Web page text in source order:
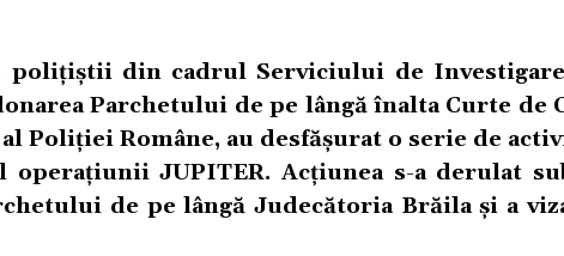
polițiștii din cadrul Serviciului de
Parchetului de pe lângă înalta Curte de
Poliției Române, au desfășurat o serie de
JUPITER. Acțiunea s-a derulat
de pe lângă Judecătoria Brăila și a